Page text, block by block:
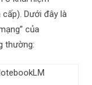
Dưới đây là
của
thường: